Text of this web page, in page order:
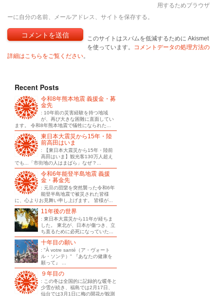
用するためブラウザ
ーに自分の名前、メールアドレス、サイトを保存する。
このサイトはスパムを低減するために Akismet
を使っています。 コメントデータの処理方法の
詳細はこちらをご覧ください。
Recent Posts
令和8年熊本地震 義援金・募
金先
: 10年前の災害経験を持つ地域
が、再び大きな困難に直面してい
ます。 令和8年熊本地震で犠牲になられた...
東日本大震災から15年・陸
前高田はいま
: 【東日本大震災から15年・陸前
高田はいま】観光客130万人超え
でも...「市街地の人はまばら」なぜ？...
令和6年能登半島地震 義援
金・募金先
: 元旦の団欒を突然襲った令和6年
能登半島地震で被災された皆様
に、心よりお見舞い申し上げます。 皆様が...
11年後の世界
: 東日本大震災から11年が経ちま
した。 東北が、日本が傷つき、立
ち直るために必死になっていた...
十年目の願い
: "À votre santé（ア・ヴォート
ル・ソンテ）" 『あなたの健康を
願って』 ...
９年目の
: この冬は全国的に記録的な暖冬と
少雪が続き、福島では2月17日、
仙台では3月1日に梅の開花が観測